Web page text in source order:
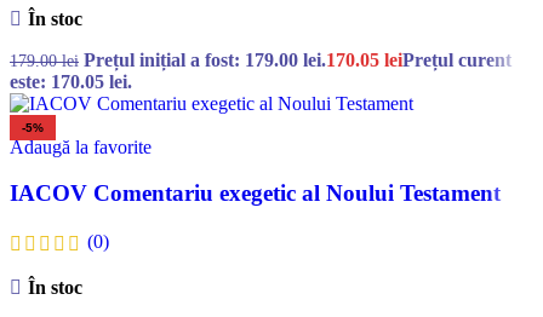
În stoc
179.00lei Prețul inițial a fost: 179.00 lei.170.05 leiPrețul curent
este: 170.05 lei.
-5%
Adaugă la favorite
IACOV Comentariu exegetic al Noului Testament
(0)
În stoc